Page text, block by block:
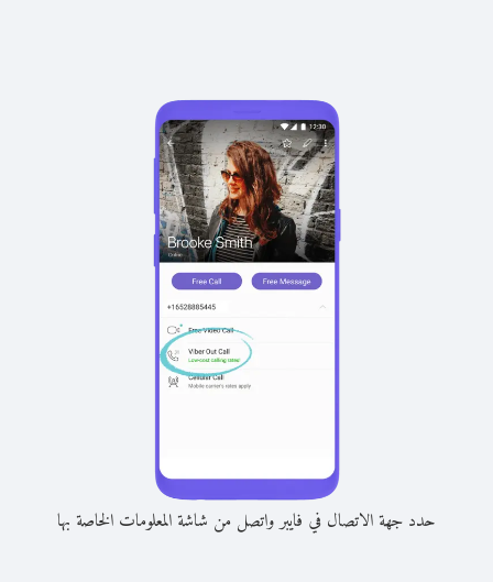
حدد جهة الاتصال في فايبر واتصل من شاشة المعلومات الخاصة بها